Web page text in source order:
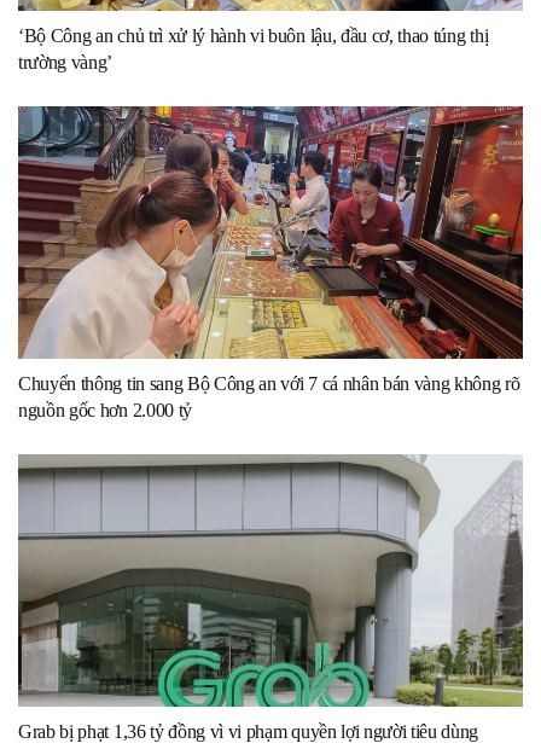
‘Bộ Công an chủ trì xử lý hành vi buôn lậu, đầu cơ, thao túng thị
trường vàng’
Chuyển thông tin sang Bộ Công an với 7 cá nhân bán vàng không rõ
nguồn gốc hơn 2.000 tỷ
Grab bị phạt 1,36 tỷ đồng vì vi phạm quyền lợi người tiêu dùng